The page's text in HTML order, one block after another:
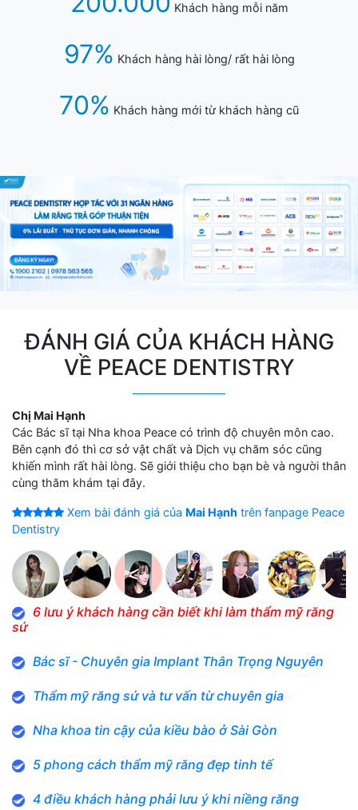
Khách hàng mỗi năm
97% Khách hàng hài lòng/ rất hài lòng
70% Khách hàng mới từ khách hàng cũ
ĐÁNH GIÁ CỦA KHÁCH HÀNG
VỀ PEACE DENTISTRY
Chị Mai Hạnh
Các Bác sĩ tại Nha khoa Peace có trình độ chuyên môn cao.
Bên cạnh đó thì cơ sở vật chất và Dịch vụ chăm sóc cũng
khiến mình rất hài lòng. Sẽ giới thiệu cho bạn bè và người thân
cùng thăm khám tại đây.
Xem bài đánh giá của Mai Hạnh trên fanpage Peace
Dentistry
6 lưu ý khách hàng cần biết khi làm thẩm mỹ răng
sứ
Bác sĩ - Chuyên gia Implant Thân Trọng Nguyên
Thẩm mỹ răng sứ và tư vấn từ chuyên gia
Nha khoa tin cậy của kiều bào ở Sài Gòn
5 phong cách thẩm mỹ răng đẹp tinh tế
4 điều khách hàng phải lưu ý khi niềng răng